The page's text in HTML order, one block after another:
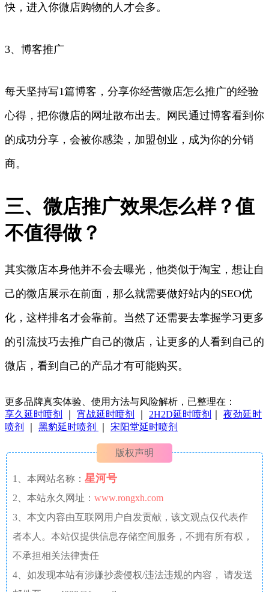
快，进入你微店购物的人才会多。
3、博客推广
每天坚持写1篇博客，分享你经营微店怎么推广的经验
心得，把你微店的网址散布出去。网民通过博客看到你
的成功分享，会被你感染，加盟创业，成为你的分销
商。
三、微店推广效果怎么样？值
不值得做？
其实微店本身他并不会去曝光，他类似于淘宝，想让自
己的微店展示在前面，那么就需要做好站内的SEO优
化，这样排名才会靠前。当然了还需要去掌握学习更多
的引流技巧去推广自己的微店，让更多的人看到自己的
微店，看到自己的产品才有可能购买。
更多品牌真实体验、使用方法与风险解析，已整理在：
享久延时喷剂
宵战延时喷剂 2H2D延时喷剂
夜劲延时
喷剂
黑豹延时喷剂 宋阳堂延时喷剂
版权声明
1、本网站名称： 星河号
2、本站永久网址： www.rongxh.com
3、本文内容由互联网用户自发贡献，该文观点仅代表作
者本人。本站仅提供信息存储空间服务，不拥有所有权，
不承担相关法律责任
4、如发现本站有涉嫌抄袭侵权/违法违规的内容， 请发送